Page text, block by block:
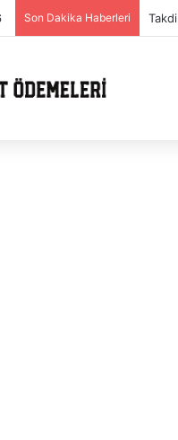
Son Dakika Haberleri